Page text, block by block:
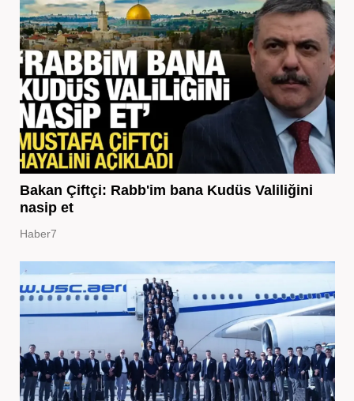
Bakan Çiftçi: Rabb'im bana Kudüs Valiliğini
nasip et
Haber7